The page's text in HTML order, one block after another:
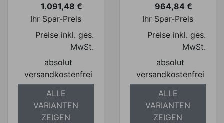
Preis
1.091,48 €
Ihr Spar-Preis
Preise inkl. ges.
MwSt.
absolut
versandkostenfrei
ALLE
VARIANTEN
ZEIGEN
Preis
964,84 €
Ihr Spar-Preis
Preise inkl. ges.
MwSt.
absolut
versandkostenfrei
ALLE
VARIANTEN
ZEIGEN